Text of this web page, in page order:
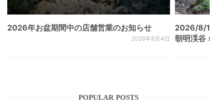
2026年お盆期間中の店舗営業のお知らせ
2026年8月4日
2026/8/
朝明渓谷 ×
POPULAR POSTS